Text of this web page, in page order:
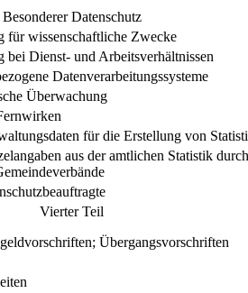
Besonderer Datenschutz
für wissenschaftliche Zwecke
bei Dienst- und Arbeitsverhältnissen
Datenverarbeitungssysteme
Überwachung
für die Erstellung von
aus der amtlichen Statistik
Vierter Teil
Übergangsvorschriften